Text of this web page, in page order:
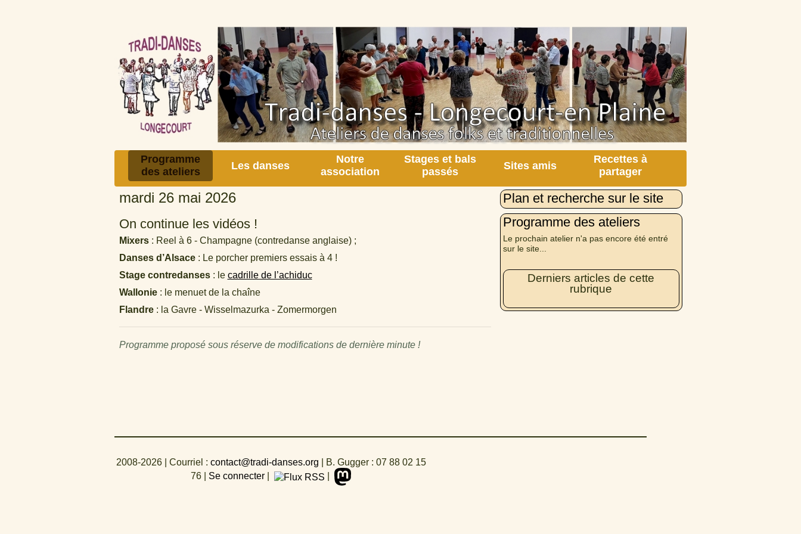
Programme
des ateliers
Les danses
Notre
association
Stages et bals
passés
Sites amis
Recettes à
partager
mardi 26 mai 2026
On continue les vidéos !
Mixers: Reel à 6 - Champagne (contredanse anglaise) ;
Danses d’Alsace: Le porcher premiers essais à 4 !
Stage contredanses: le cadrille de l’achiduc
Wallonie: le menuet de la chaîne
Flandre: la Gavre - Wisselmazurka - Zomermorgen
Programme proposé sous réserve de modifications de dernière minute !
Plan et recherche sur le site
Programme des ateliers
Le prochain atelier n'a pas encore été entré
sur le site...
Derniers articles de cette
rubrique
2008-2026 | Courriel : contact@tradi-danses.org
B. Gugger : 07 88 02 15
76
Se connecter